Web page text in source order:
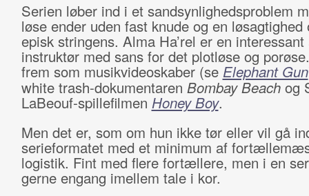
Serien løber ind i et sandsynlighedsproblem
løse ender uden fast knude og en løsagtighed
episk stringens. Alma Ha’rel er en interessant
instruktør med sans for det plotløse og
frem som musikvideoskaber (se Elephant Gun
white trash-dokumentaren Bombay Beachog
LaBeouf-spillefilmen Honey Boy.
Men det er, som om hun ikke tør eller vil gå
serieformatet med et minimum af
logistik. Fint med flere fortællere, men i en
gerne engang imellem tale i kor.